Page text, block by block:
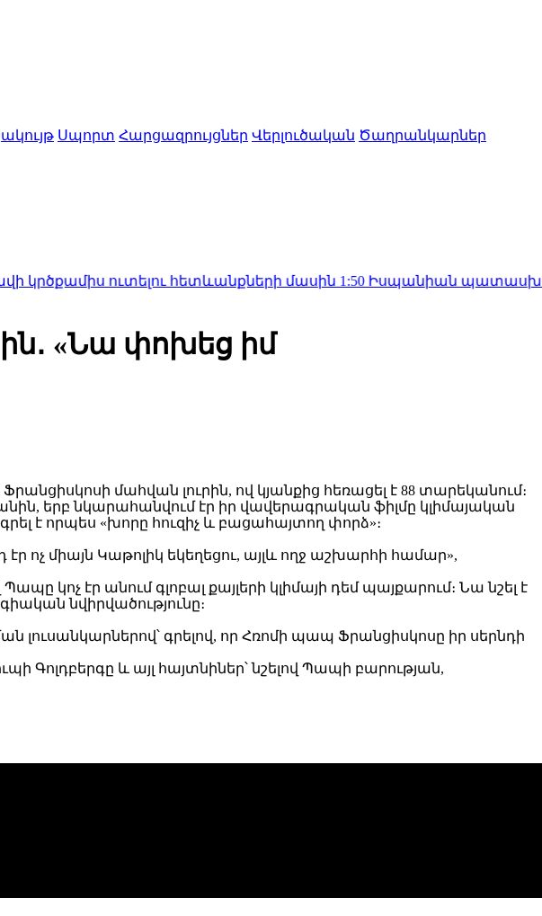
Սպորտ Հարցազրույցներ Վերլուծական Ծաղրանկարներ
ուտելու հետևանքների մասին1:50Իսպանիան պատասխան
«Նա փոխեց իմ
մահվան լուրին, ով կյանքից հեռացել է 88 տարեկանում։
երբ նկարահանվում էր իր վավերագրական ֆիլմը կլիմայական
է որպես «խորը հուզիչ և բացահայտող փորձ»։
ոչ միայն Կաթոլիկ եկեղեցու, այլև ողջ աշխարհի համար»,
կոչ էր անում գլոբալ քայլերի կլիմայի դեմ պայքարում։ Նա նշել է
նվիրվածությունը։
գրելով, որ Հռոմի պապ Ֆրանցիսկոսը իր սերնդի
Գոլդբերգը և այլ հայտնիներ՝ նշելով Պապի բարության,